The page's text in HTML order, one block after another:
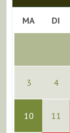
MA DI
3 4
10 11